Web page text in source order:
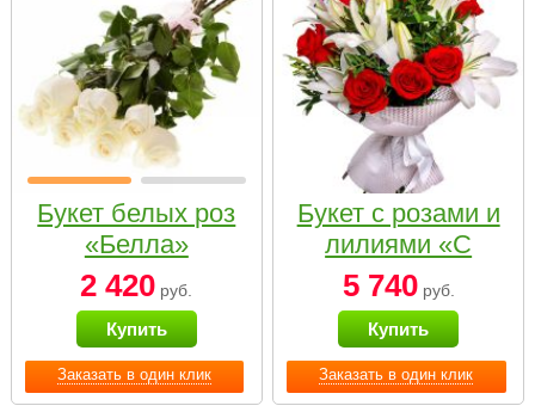
Заказать в один клик
Букет белых роз
«Белла»
2 420 руб.
Купить
Заказать в один клик
Букет с розами и
лилиями «С
наилучшими
пожеланиями»
5 740руб.
Купить